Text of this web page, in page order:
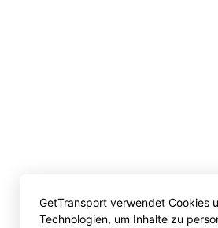
GetTransport verwendet Cookies
Technologien, um Inhalte zu